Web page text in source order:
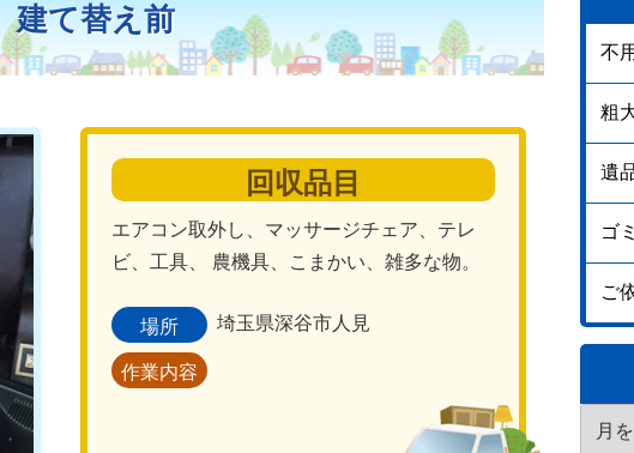
建て替え前
回収品目
エアコン取外し、マッサージチェア、テレ
ビ、工具、 農機具、こまかい、雑多な物。
場所 埼玉県深谷市人見
作業内容
不
粗
遺
ゴ
ご